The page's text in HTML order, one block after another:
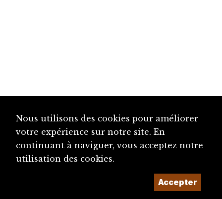
Nous utilisons des cookies pour améliorer
votre expérience sur notre site. En
continuant à naviguer, vous acceptez notre
utilisation des cookies.
Accepter